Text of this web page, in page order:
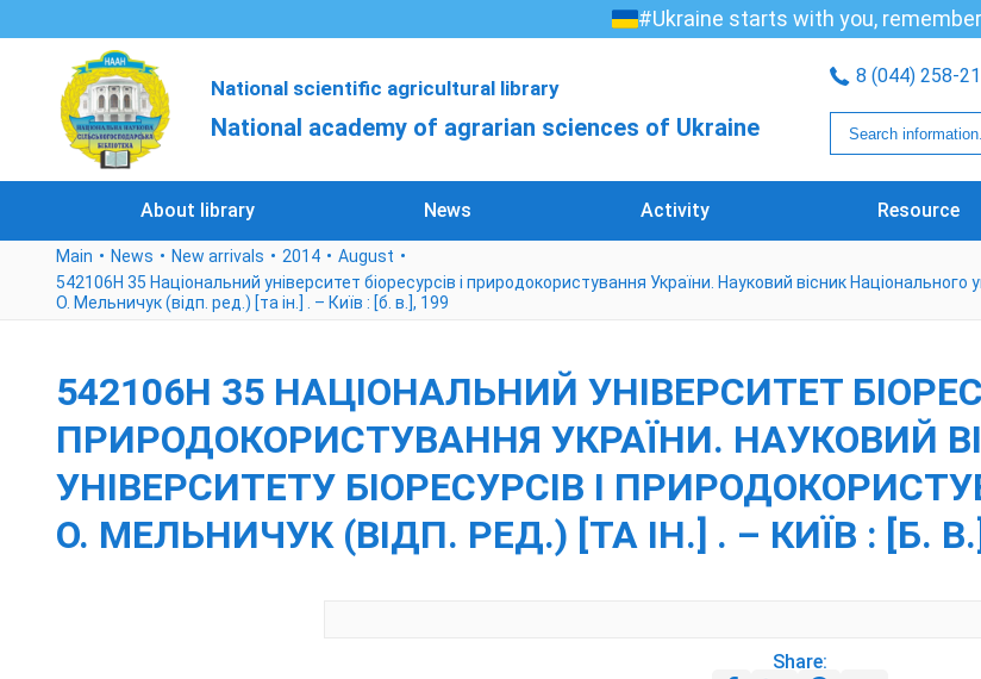
#Ukraine starts with you,
National scientific agricultural library
National academy of agrarian sciences of Ukraine
8 (044) 258-
About library News Activity Resource
Main News New arrivals 2014
August
542106Н 35 Національний університет біоресурсів і природокористування України. Науковий вісник Національного
О. Мельничук (відп. ред.) [та ін.] . – Київ : [б. в.], 199
542106Н 35 НАЦІОНАЛЬНИЙ УНІВЕРСИТЕТ
ПРИРОДОКОРИСТУВАННЯ УКРАЇНИ. НАУКОВИЙ
УНІВЕРСИТЕТУ БІОРЕСУРСІВ І
О. МЕЛЬНИЧУК (ВІДП. РЕД.) [ТА ІН.] . – КИЇВ : [Б.
Share: